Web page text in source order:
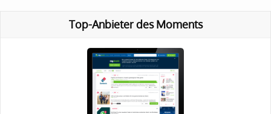
Top-Anbieter des Moments